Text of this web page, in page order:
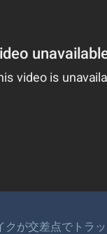
が交差点でトラ